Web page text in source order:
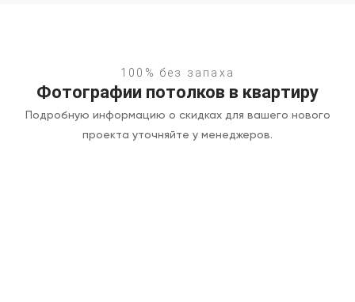
100% без запаха
Фотографии потолков в квартиру
Подробную информацию о скидках для вашего нового
проекта уточняйте у менеджеров.